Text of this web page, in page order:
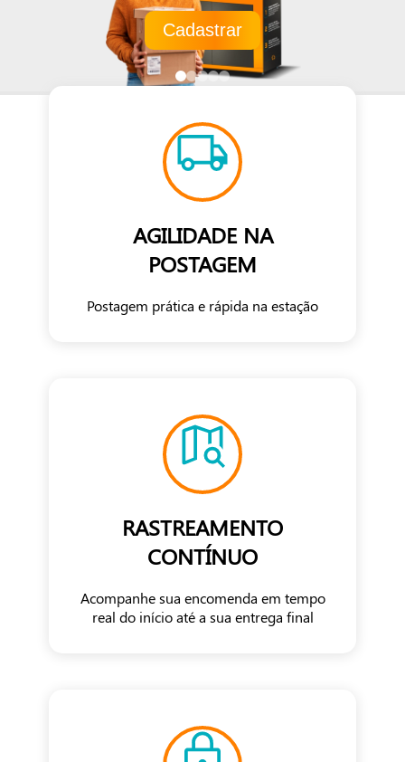
Cadastrar
AGILIDADE NA
POSTAGEM
Postagem prática e rápida na estação
RASTREAMENTO
CONTÍNUO
Acompanhe sua encomenda em tempo
real do início até a sua entrega final